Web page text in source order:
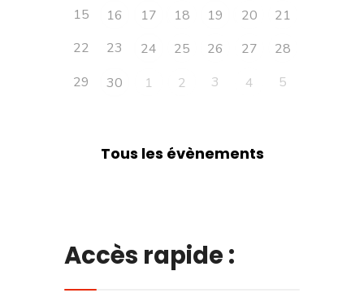
15 16 17 18 19 20
21
22
23 24 25 26 27
28
29
30 1 2 3 4 5
Tous les évènements
Accès rapide :